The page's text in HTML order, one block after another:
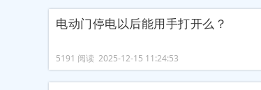
电动门停电以后能用手打开么？
5191 阅读 2025-12-15 11:24:53